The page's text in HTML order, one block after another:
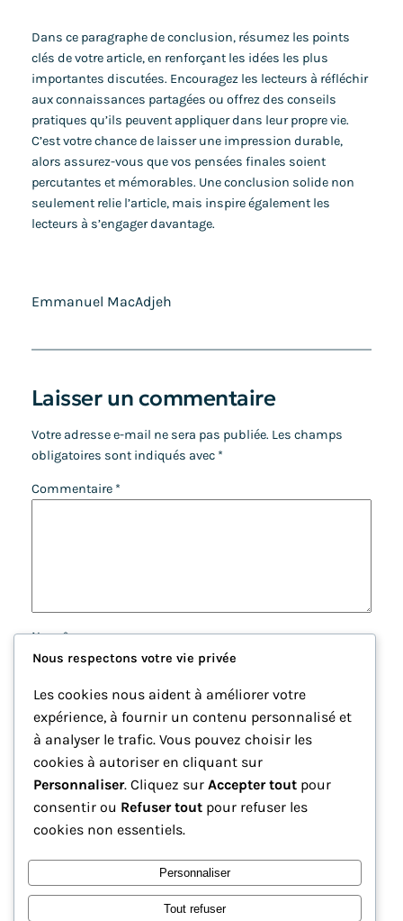
Dans ce paragraphe de conclusion, résumez les points
clés de votre article, en renforçant les idées les plus
importantes discutées. Encouragez les lecteurs à réfléchir
aux connaissances partagées ou offrez des conseils
pratiques qu’ils peuvent appliquer dans leur propre vie.
C’est votre chance de laisser une impression durable,
alors assurez-vous que vos pensées finales soient
percutantes et mémorables. Une conclusion solide non
seulement relie l’article, mais inspire également les
lecteurs à s’engager davantage.
Emmanuel MacAdjeh
Laisser un commentaire
Votre adresse e-mail ne sera pas publiée. Les champs
obligatoires sont indiqués avec *
Commentaire *
Nom*
E-mail*
Site web
Enregistrer mon nom, mon e-mail et mon site dans le
navigateur pour mon prochain commentaire.
Nous respectons votre vie privée
Les cookies nous aident à améliorer votre
expérience, à fournir un contenu personnalisé et
à analyser le trafic. Vous pouvez choisir les
cookies à autoriser en cliquant sur
Personnaliser. Cliquez sur Accepter tout pour
consentir ou Refuser tout pour refuser les
cookies non essentiels.
Personnaliser
Tout refuser